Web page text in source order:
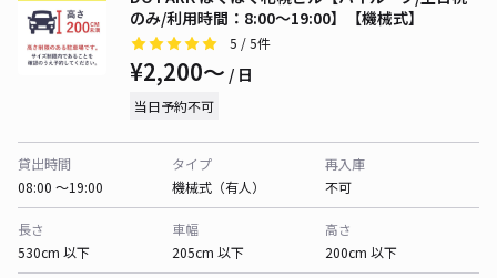
のみ/利用時間：8:00～19:00】【機械式】
5 / 5件
¥2,200〜 / 日
当日予約不可
貸出時間
08:00 〜19:00
タイプ
機械式（有人）
再入庫
不可
長さ
530cm 以下
車幅
205cm 以下
高さ
200cm 以下